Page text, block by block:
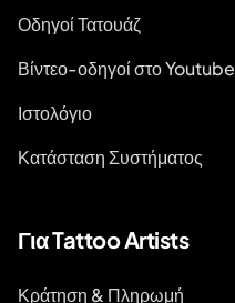
Οδηγοί Τατουάζ
Βίντεο-οδηγοί στο Youtube
Ιστολόγιο
Κατάσταση Συστήματος
Για Tattoo Artists
Κράτηση & Πληρωμή